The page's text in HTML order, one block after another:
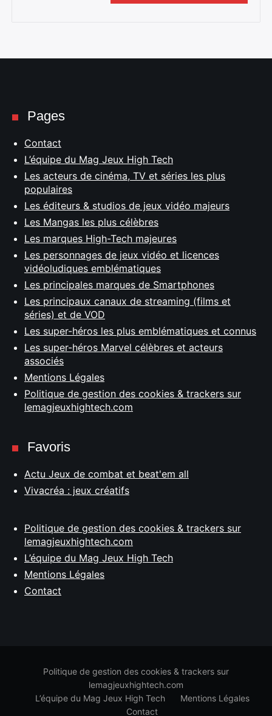
Pages
Contact
L’équipe du Mag Jeux High Tech
Les acteurs de cinéma, TV et séries les plus
populaires
Les éditeurs & studios de jeux vidéo majeurs
Les Mangas les plus célèbres
Les marques High-Tech majeures
Les personnages de jeux vidéo et licences
vidéoludiques emblématiques
Les principales marques de Smartphones
Les principaux canaux de streaming (films et
séries) et de VOD
Les super-héros les plus emblématiques et connus
Les super-héros Marvel célèbres et acteurs
associés
Mentions Légales
Politique de gestion des cookies & trackers sur
lemagjeuxhightech.com
Favoris
Actu Jeux de combat et beat'em all
Vivacréa : jeux créatifs
Politique de gestion des cookies & trackers sur
lemagjeuxhightech.com
L’équipe du Mag Jeux High Tech
Mentions Légales
Contact
Politique de gestion des cookies & trackers sur
lemagjeuxhightech.com
L’équipe du Mag Jeux High Tech
Mentions Légales
Contact